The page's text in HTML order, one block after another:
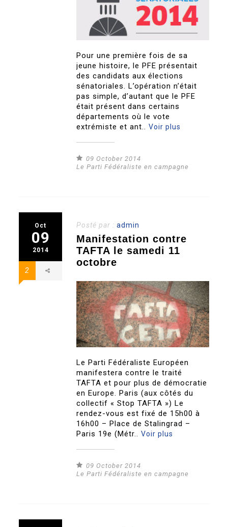
Pour une première fois de sa
jeune histoire, le PFE présentait
des candidats aux élections
sénatoriales. L’opération n’était
pas simple, d’autant que le PFE
était présent dans certains
départements où le vote
extrémiste et ant..Voir plus
09 October 2014
Le Parti Fédéraliste en campagne
Oct
09
2014
2
Posté par :admin
Manifestation contre
TAFTA le samedi 11
octobre
Le Parti Fédéraliste Européen
manifestera contre le traité
TAFTA et pour plus de démocratie
en Europe. Paris (aux côtés du
collectif « Stop TAFTA ») Le
rendez-vous est fixé de 15h00 à
16h00 – Place de Stalingrad –
Paris 19e (Métr..Voir plus
09 October 2014
Le Parti Fédéraliste en campagne